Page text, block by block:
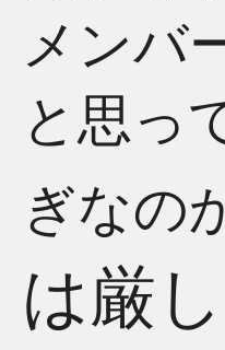
メンバ
と思っ
ぎなの
は厳